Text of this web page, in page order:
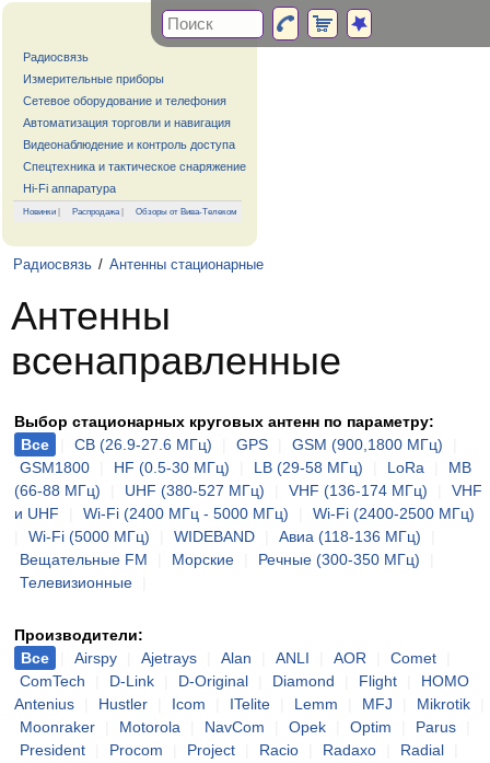
Радиосвязь
Измерительные приборы
Сетевое оборудование и телефония
Автоматизация торговли и навигация
Видеонаблюдение и контроль доступа
Спецтехника и тактическое снаряжение
Hi-Fi аппаратура
Новинки | Распродажа| Обзоры от Вива-Телеком
Радиосвязь / Антенны стационарные
Антенны
всенаправленные
Выбор стационарных круговых антенн по параметру:
Все
CB (26.9-27.6 МГц) GPS GSM (900,1800 МГц)
GSM1800
HF (0.5-30 МГц) LB (29-58 МГц) LoRa
MB
(66-88 МГц)
UHF (380-527 МГц) VHF (136-174 МГц)
VHF
и UHF
Wi-Fi (2400 МГц - 5000 МГц)
Wi-Fi (2400-2500 МГц)
Wi-Fi (5000 МГц) WIDEBAND Авиа (118-136 МГц)
Вещательные FM
Морские Речные (300-350 МГц)
Телевизионные
Производители:
Все
Airspy Ajetrays Alan ANLI AOR Comet
ComTech
D-Link D-Original Diamond Flight
HOMO
Antenius
Hustler Icom ITelite Lemm MFJ Mikrotik
Moonraker
Motorola NavCom Opek Optim Parus
President
Procom Project Racio Radaxo Radial